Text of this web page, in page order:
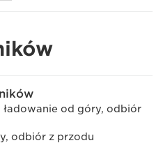
ładowanie od góry, odbiór
odbiór z przodu